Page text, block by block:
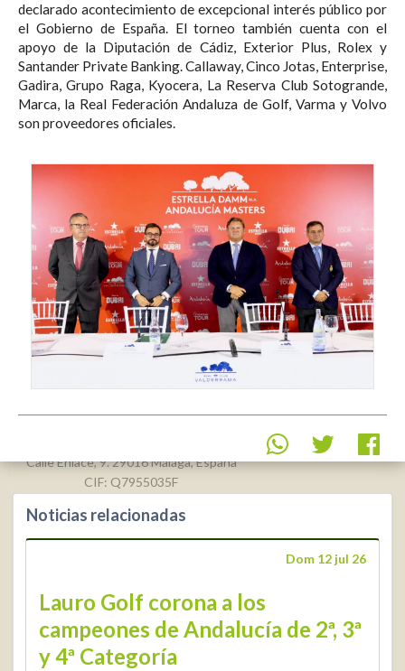
declarado acontecimiento de excepcional interés público por
el Gobierno de España. El torneo también cuenta con el
apoyo de la Diputación de Cádiz, Exterior Plus, Rolex y
Santander Private Banking. Callaway, Cinco Jotas, Enterprise,
Gadira, Grupo Raga, Kyocera, La Reserva Club Sotogrande,
Marca, la Real Federación Andaluza de Golf, Varma y Volvo
son proveedores oficiales.
Noticias relacionadas
Dom 12 jul 26
Lauro Golf corona a los
campeones de Andalucía de 2ª, 3ª
y 4ª Categoría
Real Federación Andaluza de
Calle Enlace, 9. 29016 Málaga, España
CIF: Q7955035F
+34 952 225
590